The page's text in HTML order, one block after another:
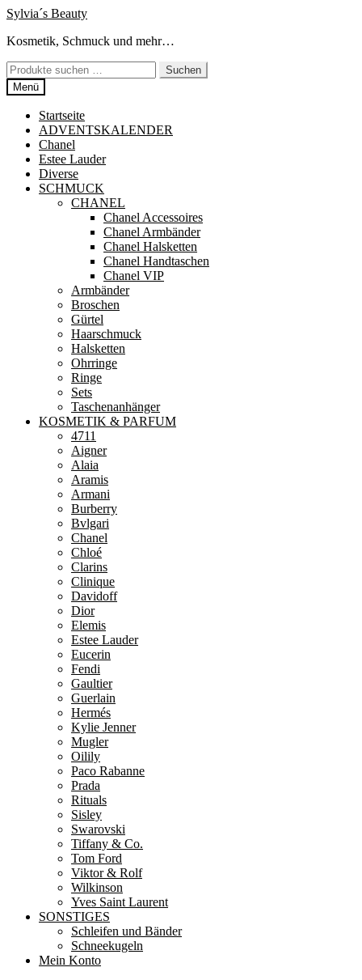
Zur
springen
Zum
springen
Sylvia´s Beauty
Kosmetik, Schmuck und mehr…
Suchen
nach:
Suchen
Menü
Startseite
ADVENTSKALENDER
Chanel
Estee Lauder
Diverse
SCHMUCK
CHANEL
Chanel Accessoires
Chanel Armbänder
Chanel Halsketten
Chanel Handtaschen
Chanel VIP
Armbänder
Broschen
Gürtel
Haarschmuck
Halsketten
Ohrringe
Ringe
Sets
Taschenanhänger
KOSMETIK & PARFUM
4711
Aigner
Alaia
Aramis
Armani
Burberry
Bvlgari
Chanel
Chloé
Clarins
Clinique
Davidoff
Dior
Elemis
Estee Lauder
Eucerin
Fendi
Gaultier
Guerlain
Hermés
Kylie Jenner
Mugler
Oilily
Paco Rabanne
Prada
Rituals
Sisley
Swarovski
Tiffany & Co.
Tom Ford
Viktor & Rolf
Wilkinson
Yves Saint Laurent
SONSTIGES
Schleifen und Bänder
Schneekugeln
Mein Konto